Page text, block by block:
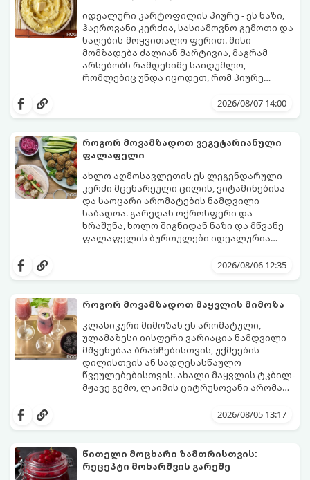
იდეალური კარტოფილის პიურე - ეს ნაზი,
ჰაეროვანი კერძია, სასიამოვნო გემოთი და
ნაღების-მოყვითალო ფერით. მისი
მომზადება ძალიან მარტივია, მაგრამ
არსებობს რამდენიმე საიდუმლო,
რომლებიც უნდა იცოდეთ, რომ პიურე
2026/08/07 14:00
როგორ მოვამზადოთ ვეგეტარიანული
ფალაფელი
ახლო აღმოსავლეთის ეს ლეგენდარული
კერძი მცენარეული ცილის, ვიტამინებისა
და საოცარი არომატების ნამდვილი
საბადოა. გარედან ოქროსფერი და
ხრაშუნა, ხოლო შიგნიდან ნაზი და მწვანე
ფალაფელის ბურთულები იდეალურია
სალათებთან ერთად ან ტახინის (სესამის)
მდგომარეობს, რომ გამოიყენება
შეწვისას ფორმა იდეალურად შეინარჩუნოს
და არ დაიშალოს.
მომზადების დრო: 20 წუთი (დამატებით
მუხუდოს ჩალბობის დრო: 12-24 საათი)
შეწვის დრო: 10–15 წუთი ულუფა: 20–24 ცალი
ბურთულა (4–6 პორცია)
2026/08/06 12:35
როგორ მოვამზადოთ მაყვლის მიმოზა
კლასიკური მიმოზას ეს არომატული,
ულამაზესი იისფერი ვარიაცია ნამდვილი
მშვენებაა ბრანჩებისთვის, უქმეების
დილისთვის ან სადღესასწაულო
წვეულებებისთვის. ახალი მაყვლის ტკბილ-
მჟავე გემო, ლაიმის ციტრუსოვანი არომატი
საოცრად დახვეწილ და მაგრილებელ
და მის მომზადებას მინიმალური
პორცია
2026/08/05 13:17
წითელი მოცხარი ზამთრისთვის:
რეცეპტი მოხარშვის გარეშე